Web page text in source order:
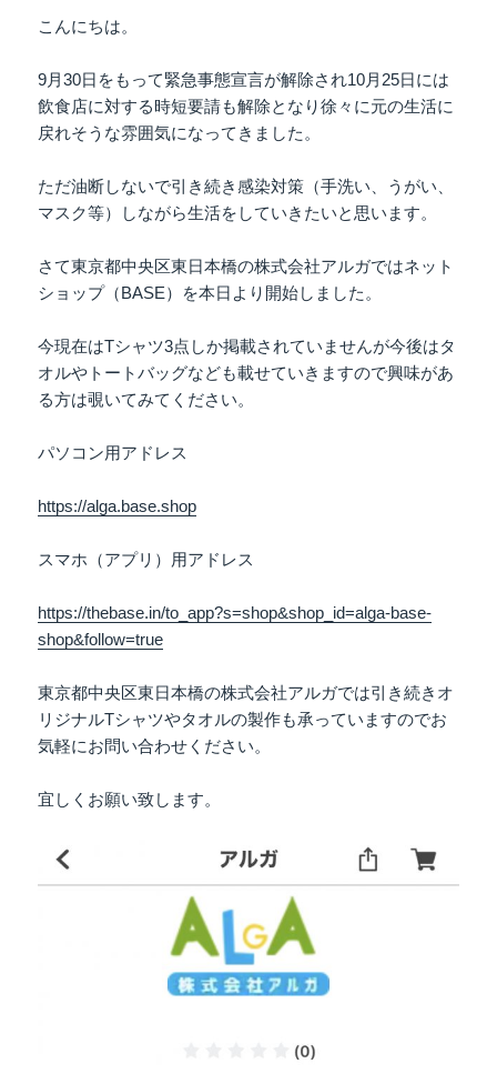
こんにちは。
9月30日をもって緊急事態宣言が解除され10月25日には
飲食店に対する時短要請も解除となり徐々に元の生活に
戻れそうな雰囲気になってきました。
ただ油断しないで引き続き感染対策（手洗い、うがい、
マスク等）しながら生活をしていきたいと思います。
さて東京都中央区東日本橋の株式会社アルガではネット
ショップ（BASE）を本日より開始しました。
今現在はTシャツ3点しか掲載されていませんが今後はタ
オルやトートバッグなども載せていきますので興味があ
る方は覗いてみてください。
パソコン用アドレス
https://alga.base.shop
スマホ（アプリ）用アドレス
https://thebase.in/to_app?s=shop&shop_id=alga-base-
shop&follow=true
東京都中央区東日本橋の株式会社アルガでは引き続きオ
リジナルTシャツやタオルの製作も承っていますのでお
気軽にお問い合わせください。
宜しくお願い致します。